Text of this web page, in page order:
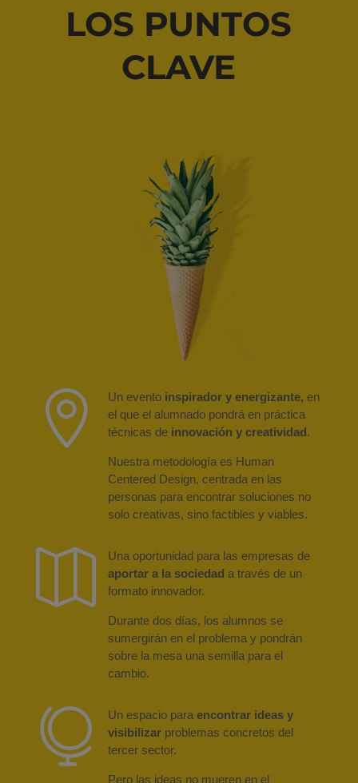
LOS PUNTOS
CLAVE
 Un evento inspirador y energizante, en
el que el alumnado pondrá en práctica
técnicas de innovación y creatividad.
Nuestra metodología es Human
Centered Design, centrada en las
personas para encontrar soluciones no
solo creativas, sino factibles y viables.

Una oportunidad para las empresas de
aportar a la sociedad a través de un
formato innovador.
Durante dos días, los alumnos se
sumergirán en el problema y pondrán
sobre la mesa una semilla para el
cambio.
 Un espacio para encontrar ideas y
visibilizar problemas concretos del
tercer sector.
Pero las ideas no mueren en el